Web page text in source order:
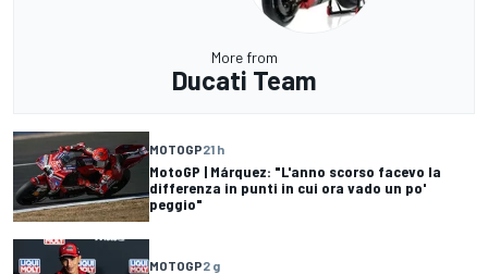
More from
Ducati Team
MOTOGP21 h
MotoGP | Márquez: "L'anno scorso facevo la
differenza in punti in cui ora vado un po'
peggio"
MOTOGP2 g